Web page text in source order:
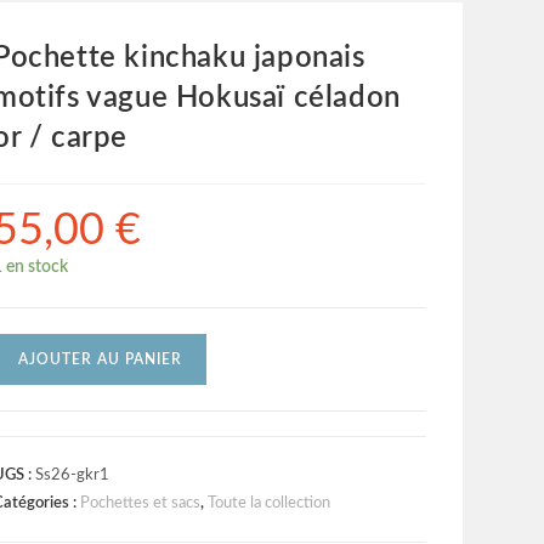
kinchaku japonais
vague Hokusaï céladon
/ carpe
€
en stock
AJOUTER AU PANIER
: Ss26-gkr1
: Pochettes et sacs, Toute la collection